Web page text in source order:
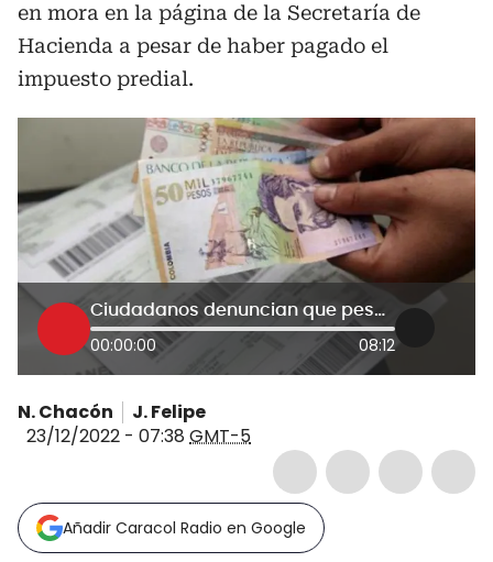
en mora en la página de la Secretaría de
Hacienda a pesar de haber pagado el
impuesto predial.
Ciudadanos denuncian que pese a haber pagado el impuesto predial aparecen en mora
00:00:00 08:12
N. Chacón
J. Felipe
23/12/2022 - 07:38 GMT-5
Añadir Caracol Radio en Google